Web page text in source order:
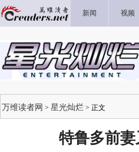
新闻 视频
万维读者网 > 星光灿烂 > 正文
特鲁多前